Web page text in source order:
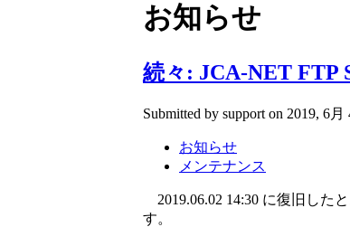
お知らせ
続々: JCA-NET FTP
Submitted by support on 2019, 6月
お知らせ
メンテナンス
2019.06.02 14:30 に復旧した
す。